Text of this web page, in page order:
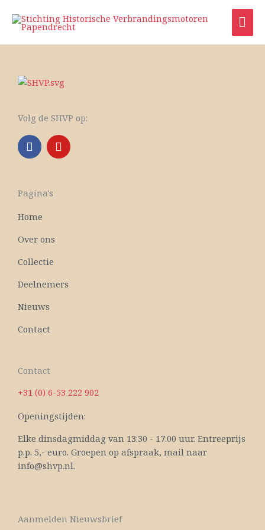
naar
inhoud
Volg de SHVP op:
F
a
c
b
o
k
Y
o
u
Pagina's
Home
Over ons
Collectie
Deelnemers
Nieuws
Contact
Contact
+31 (0) 6-53 222 902
Openingstijden:
Elke dinsdagmiddag van 13:30 - 17.00 uur. Entreeprijs
p.p. 5,- euro. Groepen op afspraak, mail naar
info@shvp.nl.
Aanmelden Nieuwsbrief